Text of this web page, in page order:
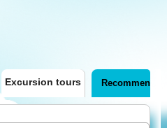
Excursion tours Recommended